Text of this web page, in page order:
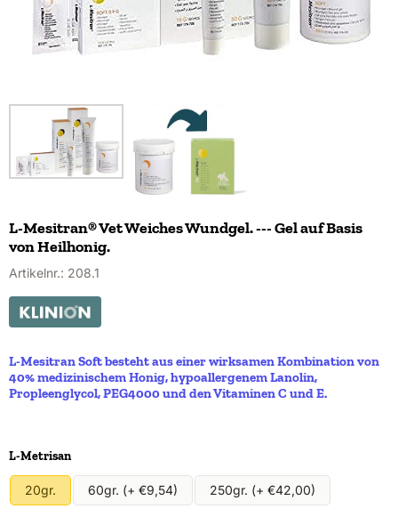
L-Mesitran® Vet Weiches Wundgel. --- Gel auf Basis
von Heilhonig.
Artikelnr.: 208.1
L-Mesitran Soft besteht aus einer wirksamen Kombination von
40% medizinischem Honig, hypoallergenem Lanolin,
Propleenglycol, PEG4000 und den Vitaminen C und E.
Eine Auswahl treffen für
L-Metrisan
20gr. 60gr. (+ €9,54) 250gr. (+ €42,00)